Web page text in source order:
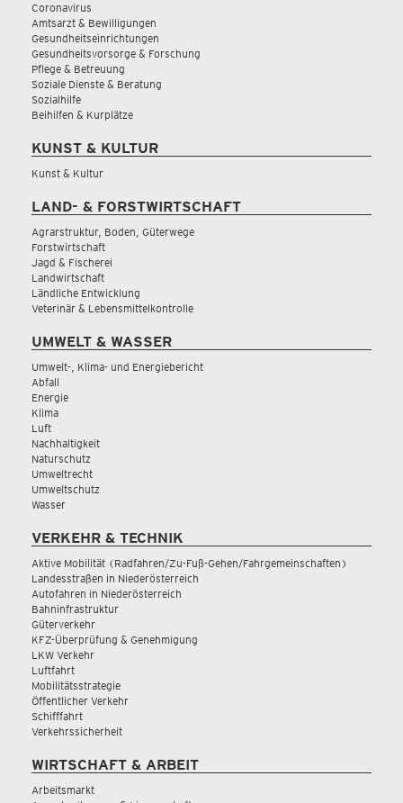
Coronavirus
Amtsarzt & Bewilligungen
Gesundheitseinrichtungen
Gesundheitsvorsorge & Forschung
Pflege & Betreuung
Soziale Dienste & Beratung
Sozialhilfe
Beihilfen & Kurplätze
KUNST & KULTUR
Kunst & Kultur
LAND- & FORSTWIRTSCHAFT
Agrarstruktur, Boden, Güterwege
Forstwirtschaft
Jagd & Fischerei
Landwirtschaft
Ländliche Entwicklung
Veterinär & Lebensmittelkontrolle
UMWELT & WASSER
Umwelt-, Klima- und Energiebericht
Abfall
Energie
Klima
Luft
Nachhaltigkeit
Naturschutz
Umweltrecht
Umweltschutz
Wasser
VERKEHR & TECHNIK
Aktive Mobilität (Radfahren/Zu-Fuß-Gehen/Fahrgemeinschaften)
Landesstraßen in Niederösterreich
Autofahren in Niederösterreich
Bahninfrastruktur
Güterverkehr
KFZ-Überprüfung & Genehmigung
LKW Verkehr
Luftfahrt
Mobilitätsstrategie
Öffentlicher Verkehr
Schifffahrt
Verkehrssicherheit
WIRTSCHAFT & ARBEIT
Arbeitsmarkt